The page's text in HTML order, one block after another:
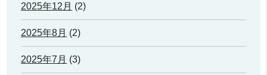
2025年12月 (2)
2025年8月 (2)
2025年7月 (3)